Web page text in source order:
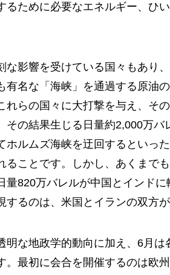
るために必要なエネルギー、ひ
な影響を受けている国々もあり
有名な「海峡」を通過する原油
れらの国々に大打撃を与え、そ
その結果生じる日量約2,000万バ
ホルムズ海峡を迂回するといっ
ることです。しかし、あくまで
量820万バレルが中国とインド
するのは、米国とイランの双方
明な地政学的動向に加え、6月
。最初に会合を開催するのは欧